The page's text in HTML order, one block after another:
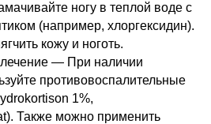
ногу в теплой воде с
(например, хлоргексидин).
кожу и ноготь.
— При наличии
противовоспалительные
1%,
Также можно применить